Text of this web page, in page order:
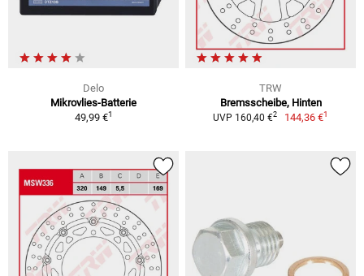
Delo
Mikrovlies-Batterie
49,99 €1
TRW
Bremsscheibe, Hinten
UVP 160,40 €2 144,36 €1